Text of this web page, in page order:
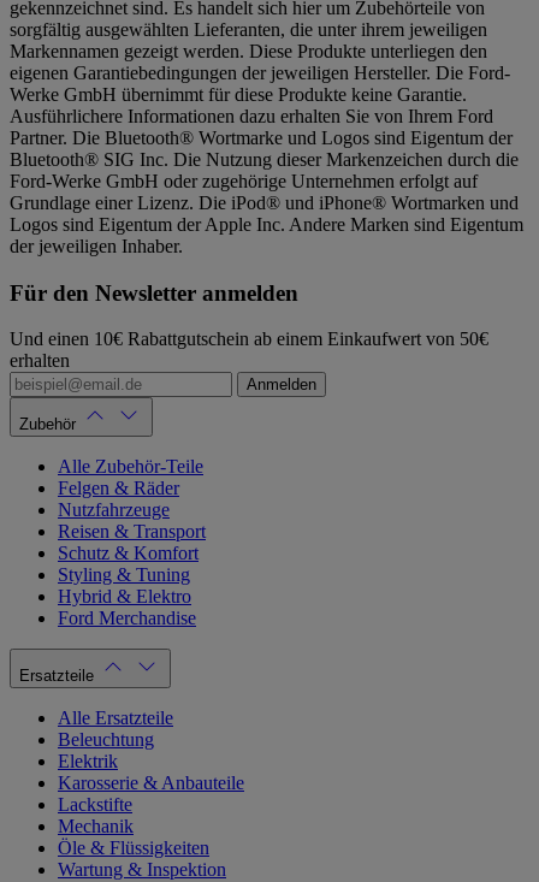
gekennzeichnet sind. Es handelt sich hier um Zubehörteile von
sorgfältig ausgewählten Lieferanten, die unter ihrem jeweiligen
Markennamen gezeigt werden. Diese Produkte unterliegen den
eigenen Garantiebedingungen der jeweiligen Hersteller. Die Ford-
Werke GmbH übernimmt für diese Produkte keine Garantie.
Ausführlichere Informationen dazu erhalten Sie von Ihrem Ford
Partner. Die Bluetooth® Wortmarke und Logos sind Eigentum der
Bluetooth® SIG Inc. Die Nutzung dieser Markenzeichen durch die
Ford-Werke GmbH oder zugehörige Unternehmen erfolgt auf
Grundlage einer Lizenz. Die iPod® und iPhone® Wortmarken und
Logos sind Eigentum der Apple Inc. Andere Marken sind Eigentum
der jeweiligen Inhaber.
Für den Newsletter anmelden
Und einen 10€ Rabattgutschein ab einem Einkaufwert von 50€
erhalten
Anmelden
Zubehör
Alle Zubehör-Teile
Felgen & Räder
Nutzfahrzeuge
Reisen & Transport
Schutz & Komfort
Styling & Tuning
Hybrid & Elektro
Ford Merchandise
Ersatzteile
Alle Ersatzteile
Beleuchtung
Elektrik
Karosserie & Anbauteile
Lackstifte
Mechanik
Öle & Flüssigkeiten
Wartung & Inspektion